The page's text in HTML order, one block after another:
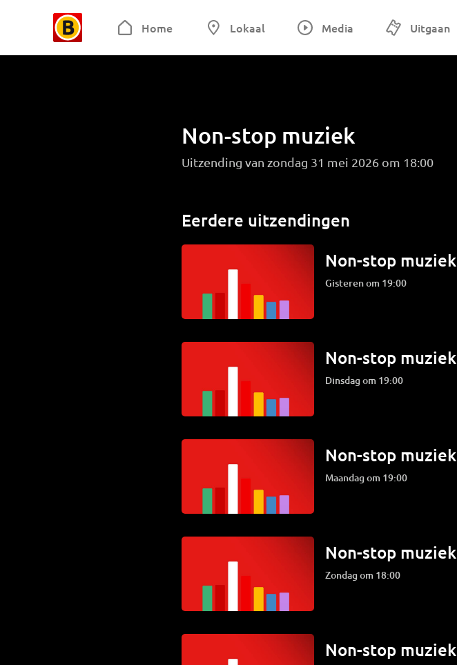
Home Lokaal Media Uitgaan
Non-stop muziek
Uitzending van zondag 31 mei 2026 om 18:00
Eerdere uitzendingen
Non-stop muziek
Gisteren om 19:00
Non-stop muziek
dinsdag om 19:00
Non-stop muziek
maandag om 19:00
Non-stop muziek
zondag om 18:00
Non-stop muziek